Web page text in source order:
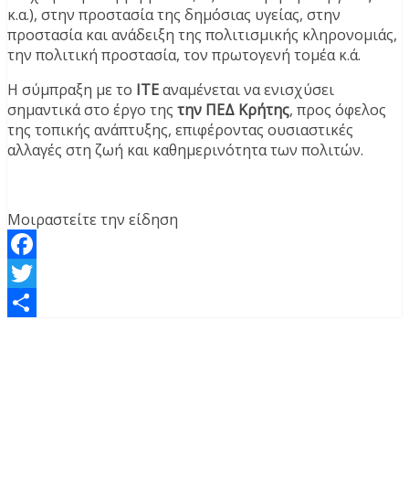
κ.α.), στην προστασία της δημόσιας υγείας, στην
προστασία και ανάδειξη της πολιτισμικής κληρονομιάς,
την πολιτική προστασία, τον πρωτογενή τομέα κ.ά.
Η σύμπραξη με το ΙΤΕαναμένεται να ενισχύσει
σημαντικά στο έργο της την ΠΕΔ Κρήτης, προς όφελος
της τοπικής ανάπτυξης, επιφέροντας ουσιαστικές
αλλαγές στη ζωή και καθημερινότητα των πολιτών.
Μοιραστείτε την είδηση
Facebook
Twitter